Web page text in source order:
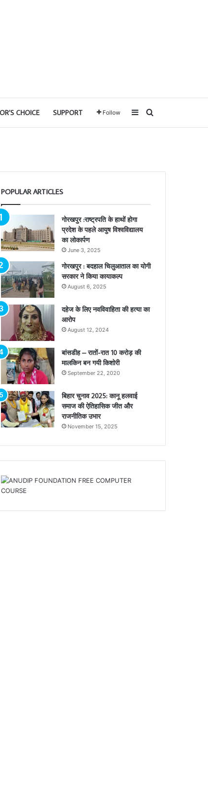
CHOICE SUPPORT Follow SidebarSearch for
POPULAR ARTICLES
गोरखपुर :राष्ट्रपति के हाथों होगा
प्रदेश के पहले आयुष विश्वविद्यालय
का लोकार्पण
June 3, 2025
गोरखपुर : बदहाल चिलुआताल का योगी
सरकार ने किया कायाकल्प
August 6, 2025
दहेज के लिए नवविवाहिता की हत्या का
आरोप
August 12, 2024
बांसडीह – रातों-रात 10 करोड़ की
मालकिन बन गयी किशोरी
September 22, 2020
बिहार चुनाव 2025: कानू हलवाई
समाज की ऐतिहासिक जीत और
राजनीतिक उभार
November 15, 2025